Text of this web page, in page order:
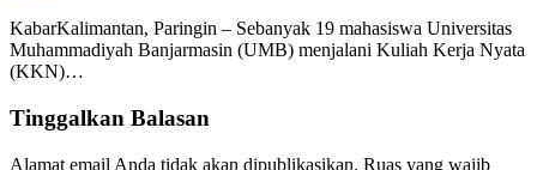
KabarKalimantan, Paringin – Sebanyak 19 mahasiswa Universitas
Muhammadiyah Banjarmasin (UMB) menjalani Kuliah Kerja Nyata
(KKN)…
Tinggalkan Balasan
Alamat email Anda tidak akan dipublikasikan. Ruas yang wajib